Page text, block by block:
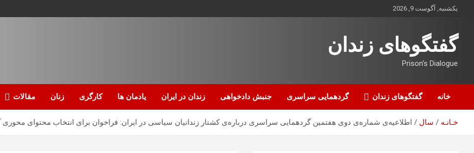
یکشنبه, آگوست 9, 2026
گفتگوهای زندان
Prison's Dialogue
خانه گفتگوهای زندان گردهمایی سراسری جنبش دادخواهی زندان در ایران یادمان ها کارگری زنان مقالات
خـانـه سال اطلاعیه‌ی شماره‌ی دوی هفتمین گردهمایی سراسری درباره‌ی کشتار زندانیان سیاسی در ایران: فراخوان برای انتخاب محتوای محوری